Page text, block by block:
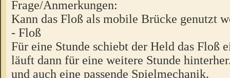
Frage/Anmerkungen:
Kann das Floß als mobile Brücke genutzt
- Floß
Für eine Stunde schiebt der Held das Floß
läuft dann für eine weitere Stunde
und auch eine passende Spielmechanik.